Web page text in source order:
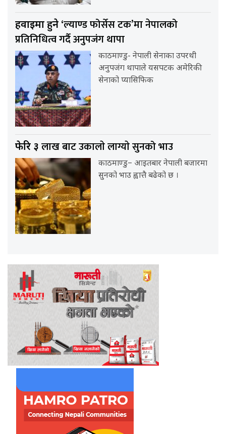
हवाईमा हुने ‘ल्याण्ड फोर्सेस टक’मा नेपालको
प्रतिनिधित्व गर्दै अनुपजंग थापा
काठमाण्डु- नेपाली सेनाका उपरथी
अनुपजंग थापाले यसपटक अमेरिकी
सेनाको प्यासिफिक
फेरि ३ लाख बाट उकालाे लाग्याे सुनको भाउ
काठमाण्डु– आइतबार नेपाली बजारमा
सुनको भाउ ह्वात्तै बढेको छ ।